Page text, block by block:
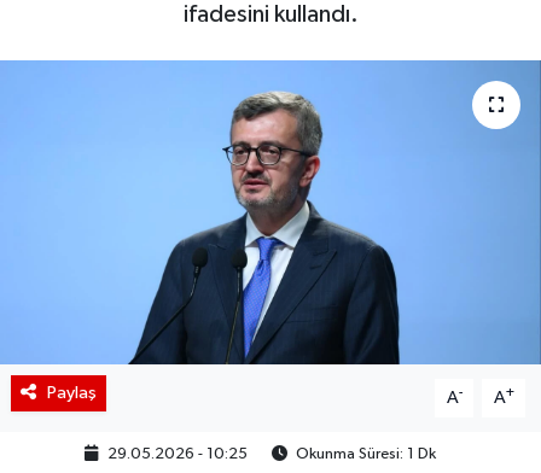
ifadesini kullandı.
Paylaş A- A+
29.05.2026 - 10:25 Okunma Süresi: 1 Dk
Ekonomik Takvim
Kiripto Para Piyasası
Gizlilik Sözleşmesi